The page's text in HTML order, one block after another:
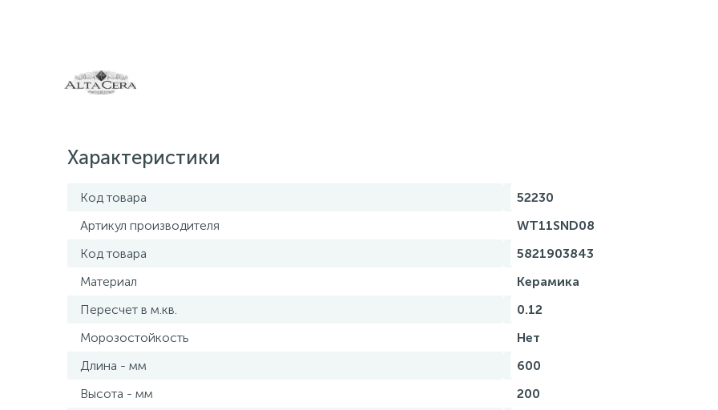
Характеристики
Код товара
52230
Артикул производителя
WT11SND08
Код товара
5821903843
Материал
Керамика
Пересчет в м.кв.
0.12
Морозостойкость
Нет
Длина - мм
600
Высота - мм
200